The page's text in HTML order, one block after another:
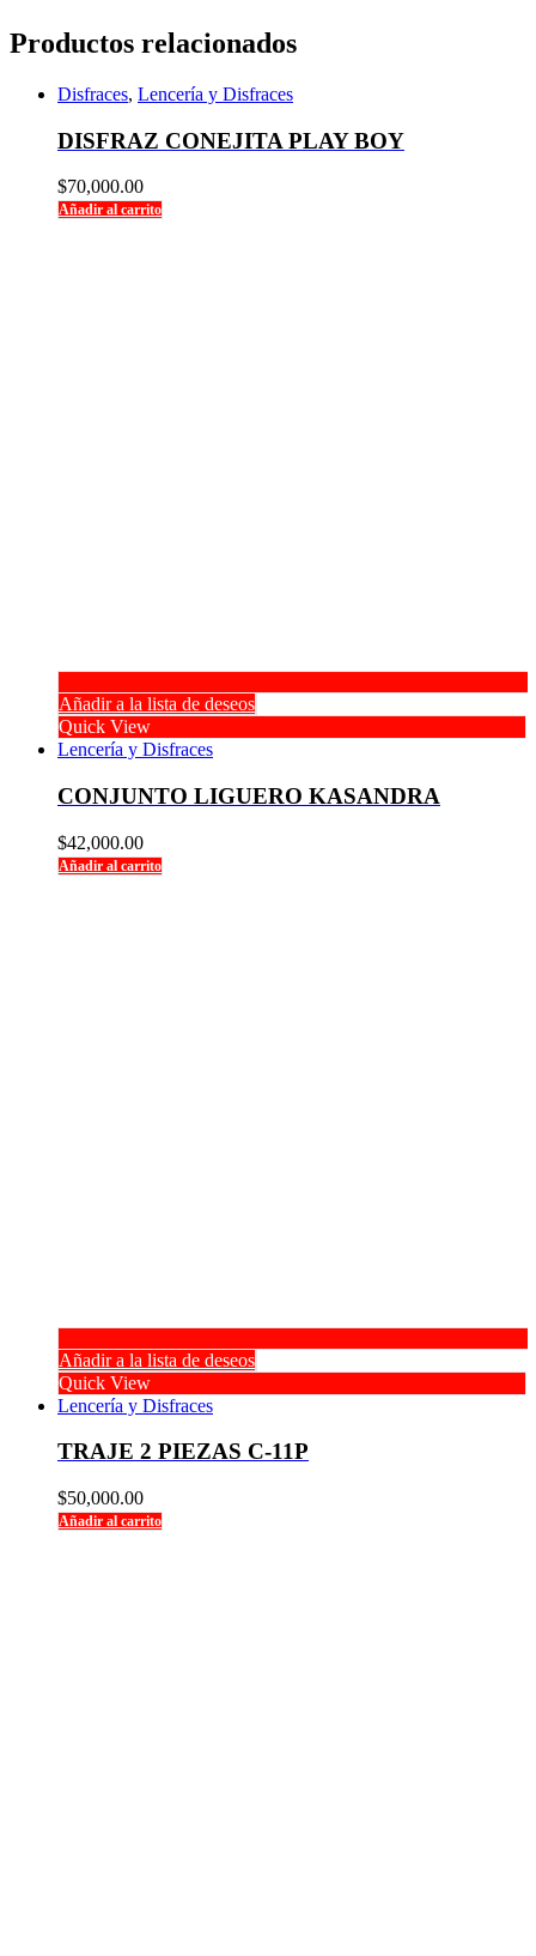
Productos relacionados
Disfraces, Lencería y Disfraces
DISFRAZ CONEJITA PLAY BOY
$70,000.00
Añadir al carrito
Añadir a la lista de deseos
Quick View
Lencería y Disfraces
CONJUNTO LIGUERO KASANDRA
$42,000.00
Añadir al carrito
Añadir a la lista de deseos
Quick View
Lencería y Disfraces
TRAJE 2 PIEZAS C-11P
$50,000.00
Añadir al carrito